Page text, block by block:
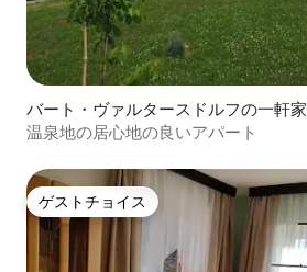
バート・ヴァルタースドルフの一軒家
温泉地の居心地の良いアパート
ゲストチョイス
ゲストチョイス